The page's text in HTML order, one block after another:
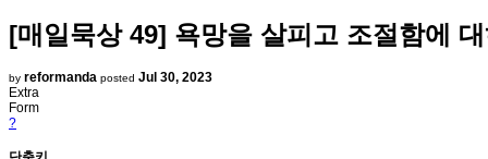
[매일묵상 49] 욕망을 살피고 조절함에
by reformanda posted Jul 30, 2023
Extra
Form
?